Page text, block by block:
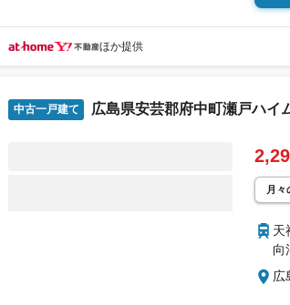
情
「
「
れ
株
〒
広
ほか提供
中古一戸建て 広島県安芸郡府中町瀬戸ハイ
月々
天
向
広